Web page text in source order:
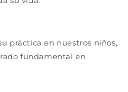
práctica en nuestros niños,
fundamental en